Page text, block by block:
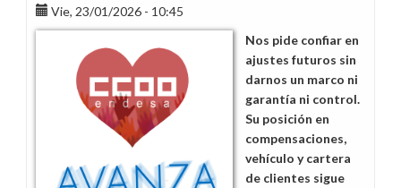
Vie, 23/01/2026 - 10:45
Nos pide confiar en
ajustes futuros sin
darnos un marco ni
garantía ni control.
Su posición en
compensaciones,
vehículo y cartera
de clientes sigue